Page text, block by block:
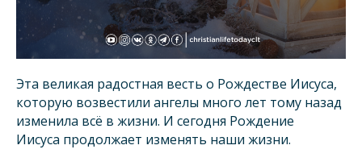
Эта великая радостная весть о Рождестве Иисуса,
которую возвестили ангелы много лет тому назад
изменила всё в жизни. И сегодня Рождение
Иисуса продолжает изменять наши жизни.